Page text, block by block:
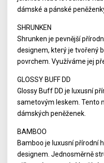
dámské a pánské
SHRUNKEN
Shrunken je pevnější
designem, který je tvořený
povrchem. Využíváme jej
GLOSSY BUFF DD
Glossy Buff DD je luxusní
sametovým leskem. Tento
dámských peněženek.
BAMBOO
Bamboo je luxusní přírodní
designem. Jednosměrně